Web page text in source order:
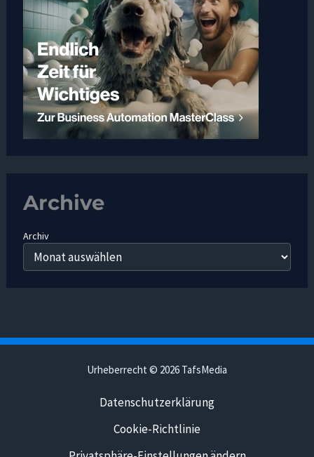
Archive
Archiv
Urheberrecht © 2026 TafsMedia
Datenschutzerklärung
Cookie-Richtlinie